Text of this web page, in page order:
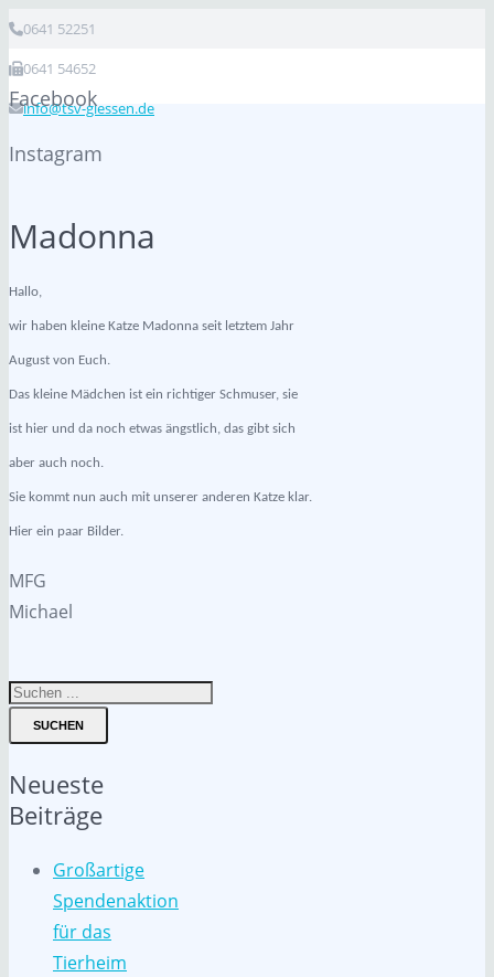
0641 52251
0641 54652
info@tsv-giessen.de
Facebook
Instagram
Madonna
Hallo,
wir haben kleine Katze Madonna seit letztem Jahr
August von Euch.
Das kleine Mädchen ist ein richtiger Schmuser, sie
ist hier und da noch etwas ängstlich, das gibt sich
aber auch noch.
Sie kommt nun auch mit unserer anderen Katze klar.
Hier ein paar Bilder.
MFG
Michael
SUCHEN
Neueste
Beiträge
Großartige
Spendenaktion
für das
Tierheim